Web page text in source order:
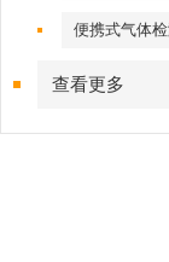
便携式气体
查看更多